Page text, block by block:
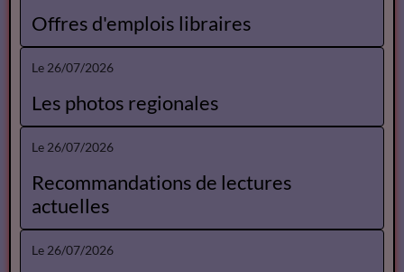
Offres d'emplois libraires
Le 26/07/2026
Les photos regionales
Le 26/07/2026
Recommandations de lectures
actuelles
Le 26/07/2026